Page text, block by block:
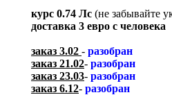
курс 0.74 Лс (не забывайте
доставка 3 евро с человека
заказ 3.02 - разобран
заказ 21.02- разобран
заказ 23.03- разобран
заказ 6.12- разобран